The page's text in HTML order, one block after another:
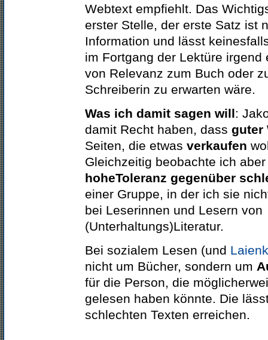
Webtext empfiehlt. Das
erster Stelle, der erste Satz ist
Information und lässt
im Fortgang der Lektüre irgend
von Relevanz zum Buch oder
Schreiberin zu erwarten wäre.
Was ich damit sagen will:
damit Recht haben, dass guter
Seiten, die etwas verkaufen
Gleichzeitig beobachte ich
hoheToleranz gegenüber
einer Gruppe, in der ich sie
bei Leserinnen und Lesern von
(Unterhaltungs)Literatur.
Bei sozialem Lesen (und
nicht um Bücher, sondern um
für die Person, die
gelesen haben könnte. Die
schlechten Texten erreichen.